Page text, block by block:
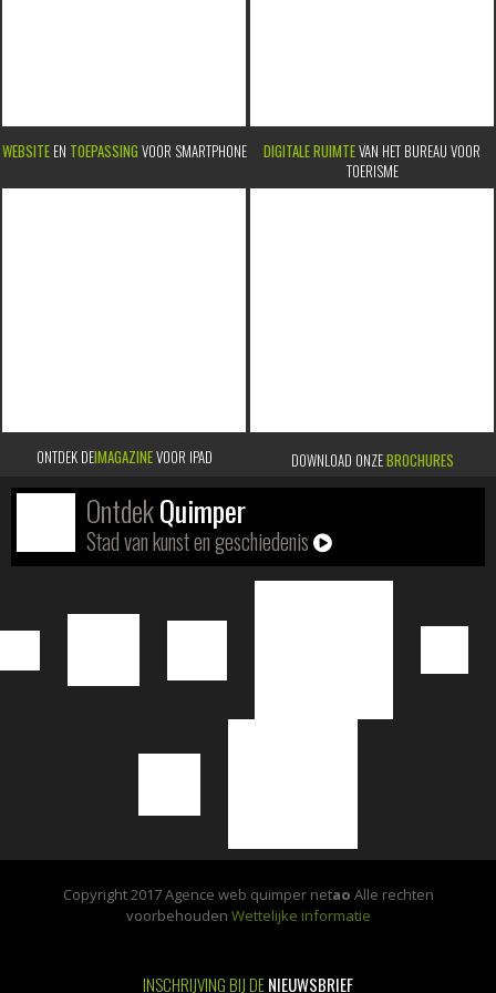
WEBSITEEN TOEPASSING VOOR SMARTPHONE DIGITALE RUIMTEVAN HET BUREAU VOOR
TOERISME
ONTDEK DEIMAGAZINEVOOR IPAD DOWNLOAD ONZEBROCHURES
OntdekQuimper
Stad van kunst en geschiedenis
Copyright 2017 Agence web quimper netao Alle rechten
voorbehouden Wettelijke informatie
INSCHRIJVING BIJ DENIEUWSBRIEF